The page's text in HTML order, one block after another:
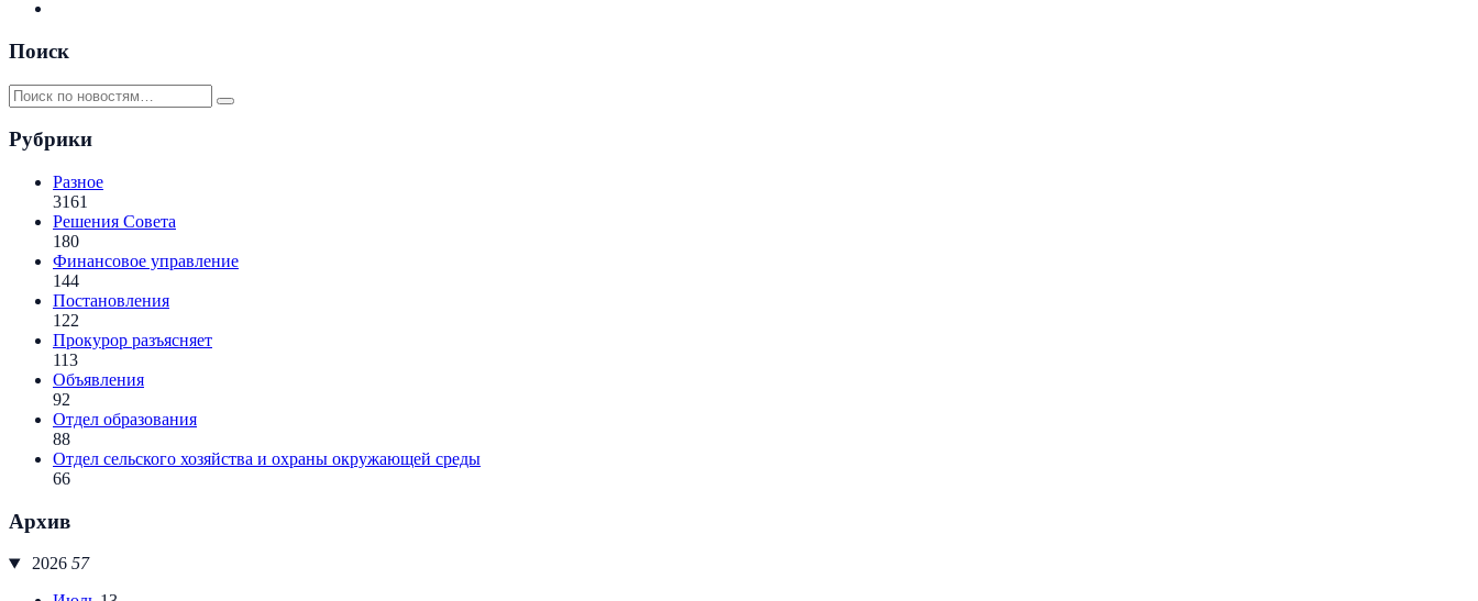
Поиск
Рубрики
Разное
3161
Решения Совета
180
Финансовое управление
144
Постановления
122
Прокурор разъясняет
113
Объявления
92
Отдел образования
88
Отдел сельского хозяйства и охраны окружающей среды
66
Архив
2026 57